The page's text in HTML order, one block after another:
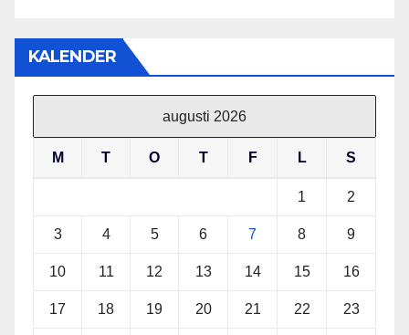
KALENDER
augusti 2026
M T O T F L S
1 2
3 4 5 6 7 8 9
10 11 12 13 14 15 16
17 18 19 20 21 22 23